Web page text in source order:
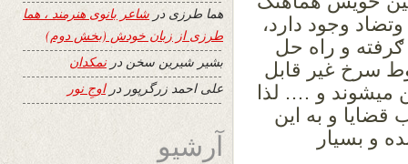
وجود دارد،
و راه حل
سرخ غیر قابل
میشوند و …. لذا
و به این
و بسیار
هما طرزی در شاعر بانوی هنرمند ، هما
طرزی از زبان خودش (بخش دوم)
بشیر شیرین سخن درنمکدان
علی احمد زرگرپور دراوجِ نور
آرشیو